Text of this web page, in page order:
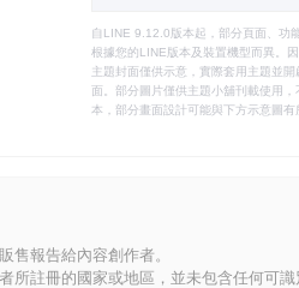
自LINE 9.12.0版本起，部分頁面、功
根據您的LINE版本及裝置機型而異。
主題封面僅供示意，實際套用主題並
面。部分圖片僅供主題小舖刊載使用
本，部分畫面設計可能與下方示意圖有
售報告給內容創作者。
所註冊的國家或地區，並未包含任何可識